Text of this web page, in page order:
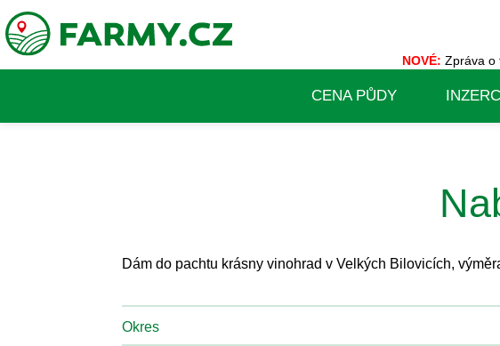
NOVÉ:Zpráva o
CENA PŮDY
Dám do pachtu krásny vinohrad v Velkých Bilovicích,
Okres